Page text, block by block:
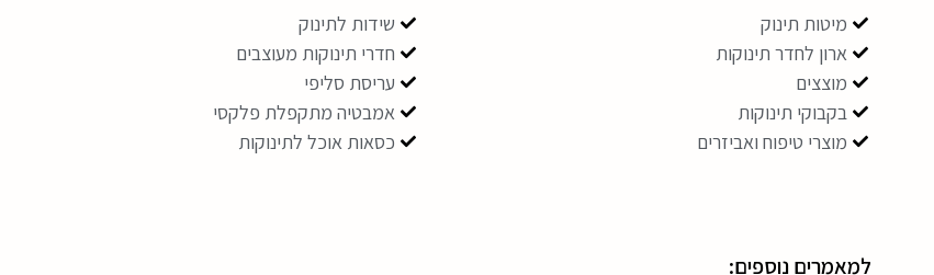
מיטות תינוק
ארון לחדר תינוקות
מוצצים
בקבוקי תינוקות
מוצרי טיפוח ואביזרים
שידות לתינוק
חדרי תינוקות מעוצבים
עריסת סליפי
אמבטיה מתקפלת פלקסי
כסאות אוכל לתינוקות
למאמרים נוספים: